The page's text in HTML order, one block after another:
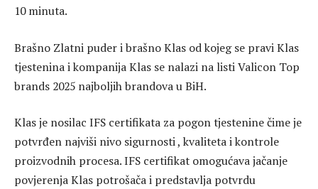
10 minuta.
Brašno Zlatni puder i brašno Klas od kojeg se pravi Klas
tjestenina i kompanija Klas se nalazi na listi Valicon Top
brands 2025 najboljih brandova u BiH.
Klas je nosilac IFS certifikata za pogon tjestenine čime je
potvrđen najviši nivo sigurnosti , kvaliteta i kontrole
proizvodnih procesa. IFS certifikat omogućava jačanje
povjerenja Klas potrošača i predstavlja potvrdu